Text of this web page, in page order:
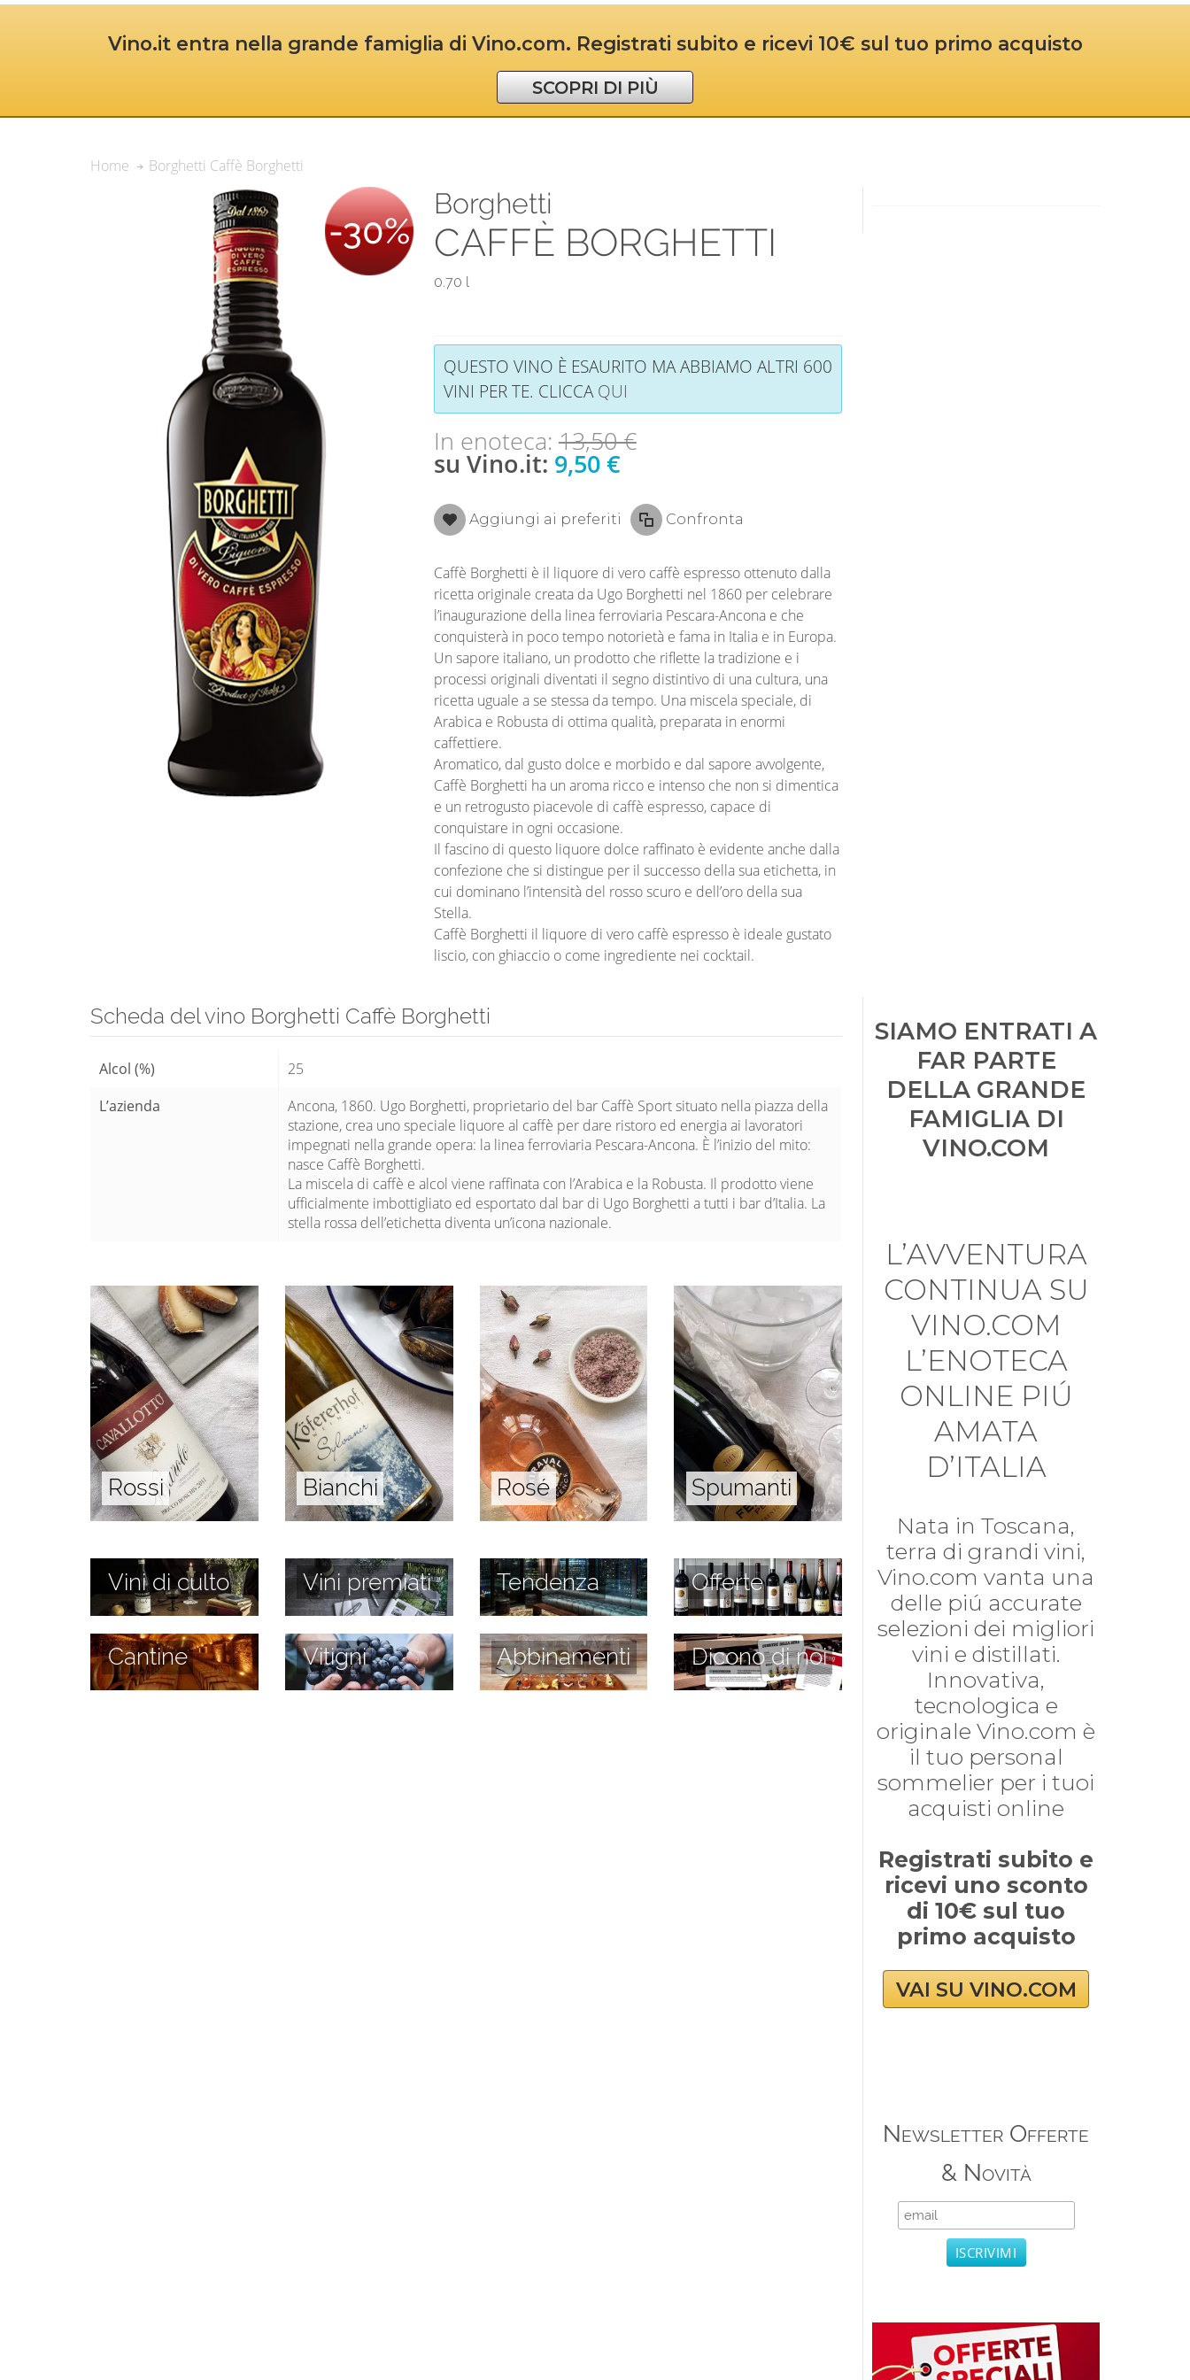
Vino.it entra nella grande famiglia di Vino.com. Registrati subito e ricevi 10€ sul tuo primo acquisto
SCOPRI DI PIÙ
Home Borghetti Caffè Borghetti
-30%
Borghetti
CAFFÈ BORGHETTI
0.70 l
QUESTO VINO È ESAURITO MA ABBIAMO ALTRI 600
VINI PER TE. CLICCAQUI
In enoteca:13,50 €
su Vino.it: 9,50 €
Aggiungi ai preferiti Confronta
Caffè Borghetti è il liquore di vero caffè espresso ottenuto dalla
ricetta originale creata da Ugo Borghetti nel 1860 per celebrare
l’inaugurazione della linea ferroviaria Pescara-Ancona e che
conquisterà in poco tempo notorietà e fama in Italia e in Europa.
Un sapore italiano, un prodotto che riflette la tradizione e i
processi originali diventati il segno distintivo di una cultura, una
ricetta uguale a se stessa da tempo. Una miscela speciale, di
Arabica e Robusta di ottima qualità, preparata in enormi
caffettiere.
Aromatico, dal gusto dolce e morbido e dal sapore avvolgente,
Caffè Borghetti ha un aroma ricco e intenso che non si dimentica
e un retrogusto piacevole di caffè espresso, capace di
conquistare in ogni occasione.
Il fascino di questo liquore dolce raffinato è evidente anche dalla
confezione che si distingue per il successo della sua etichetta, in
cui dominano l’intensità del rosso scuro e dell’oro della sua
Stella.
Caffè Borghetti il liquore di vero caffè espresso è ideale gustato
liscio, con ghiaccio o come ingrediente nei cocktail.
Scheda del vino Borghetti Caffè Borghetti
Alcol (%)
25
L’azienda
Ancona, 1860. Ugo Borghetti, proprietario del bar Caffè Sport situato nella piazza della
stazione, crea uno speciale liquore al caffè per dare ristoro ed energia ai lavoratori
impegnati nella grande opera: la linea ferroviaria Pescara-Ancona. È l’inizio del mito:
nasce Caffè Borghetti.
La miscela di caffè e alcol viene raffinata con l’Arabica e la Robusta. Il prodotto viene
ufficialmente imbottigliato ed esportato dal bar di Ugo Borghetti a tutti i bar d’Italia. La
stella rossa dell’etichetta diventa un’icona nazionale.
Rossi Bianchi Rosé Spumanti
Vini di culto Vini premiati Tendenza Offerte
Cantine Vitigni Abbinamenti Dicono di noi
SIAMO ENTRATI A
FAR PARTE
DELLA GRANDE
FAMIGLIA DI
VINO.COM
L’AVVENTURA
CONTINUA SU
VINO.COM
L’ENOTECA
ONLINE PIÚ
AMATA
D’ITALIA
Nata in Toscana,
terra di grandi vini,
Vino.com vanta una
delle piú accurate
selezioni dei migliori
vini e distillati.
Innovativa,
tecnologica e
originale Vino.com è
il tuo personal
sommelier per i tuoi
acquisti online
Registrati subito e
ricevi uno sconto
di 10€ sul tuo
primo acquisto
VAI SU VINO.COM
Newsletter Offerte
& Novità